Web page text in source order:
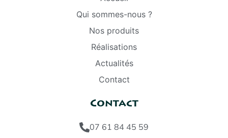
Qui sommes-nous ?
Nos produits
Réalisations
Actualités
Contact
Contact
07 61 84 45 59